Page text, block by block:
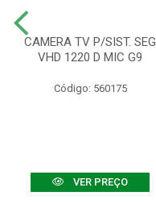
CAMERA TV P/SIST. SEG
VHD 1220 D MIC G9
Código: 560175
VER PREÇO